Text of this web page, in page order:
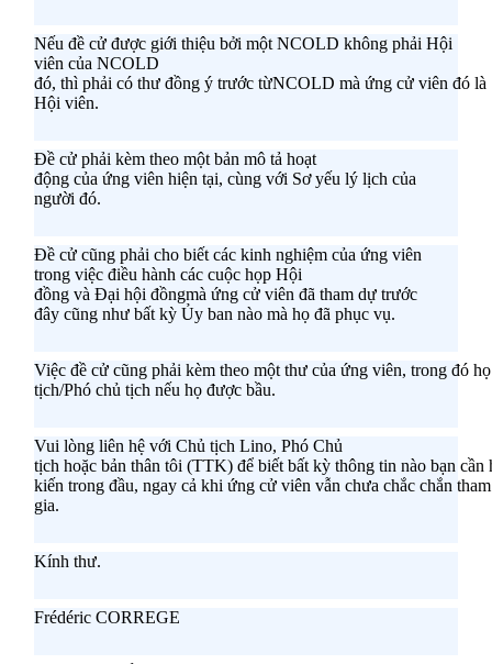
Nếu đề cử được giới thiệu bởi một NCOLD không phải Hội
viên của NCOLD
đó, thì phải có thư đồng ý trước từNCOLD mà ứng cử viên đó là
Hội viên.
Đề cử phải kèm theo một bản mô tả hoạt
động của ứng viên hiện tại, cùng với Sơ yếu lý lịch của
người đó.
Đề cử cũng phải cho biết các kinh nghiệm của ứng viên
trong việc điều hành các cuộc họp Hội
đồng và Đại hội đồngmà ứng cử viên đã tham dự trước
đây cũng như bất kỳ Ủy ban nào mà họ đã phục vụ.
Việc đề cử cũng phải kèm theo một thư của ứng viên, trong đó họ
tịch/Phó chủ tịch nếu họ được bầu.
Vui lòng liên hệ với Chủ tịch Lino, Phó Chủ
tịch hoặc bản thân tôi (TTK) để biết bất kỳ thông tin nào bạn cần
kiến trong đầu, ngay cả khi ứng cử viên vẫn chưa chắc chắn tham
gia.
Kính thư.
Frédéric CORREGE